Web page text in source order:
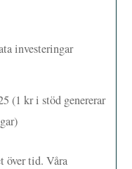
investeringar
(1 kr i stöd genererar
över tid. Våra